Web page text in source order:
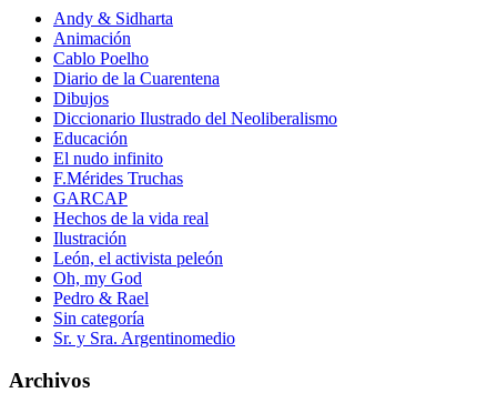
Andy & Sidharta
Animación
Cablo Poelho
Diario de la Cuarentena
Dibujos
Diccionario Ilustrado del Neoliberalismo
Educación
El nudo infinito
F.Mérides Truchas
GARCAP
Hechos de la vida real
Ilustración
León, el activista peleón
Oh, my God
Pedro & Rael
Sin categoría
Sr. y Sra. Argentinomedio
Archivos